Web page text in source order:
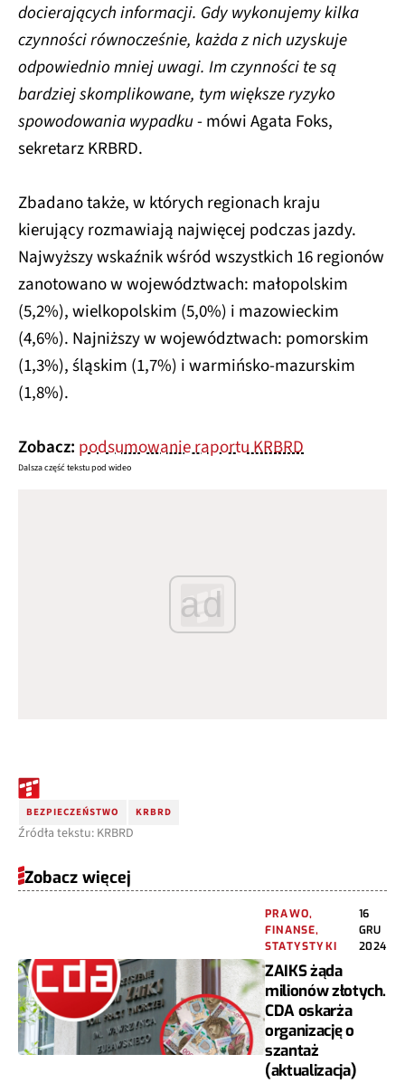
docierających informacji. Gdy wykonujemy kilka
czynności równocześnie, każda z nich uzyskuje
odpowiednio mniej uwagi. Im czynności te są
bardziej skomplikowane, tym większe ryzyko
spowodowania wypadku- mówi Agata Foks,
sekretarz KRBRD.
Zbadano także, w których regionach kraju
kierujący rozmawiają najwięcej podczas jazdy.
Najwyższy wskaźnik wśród wszystkich 16 regionów
zanotowano w województwach: małopolskim
(5,2%), wielkopolskim (5,0%) i mazowieckim
(4,6%). Najniższy w województwach: pomorskim
(1,3%), śląskim (1,7%) i warmińsko-mazurskim
(1,8%).
Zobacz: podsumowanie raportu KRBRD
Dalsza część tekstu pod wideo
ad
BEZPIECZEŃSTWO KRBRD
Źródła tekstu: KRBRD
Zobacz więcej
PRAWO,
FINANSE,
STATYSTYKI
16
GRU
2024
ZAIKS żąda
milionów złotych.
CDA oskarża
organizację o
szantaż
(aktualizacja)